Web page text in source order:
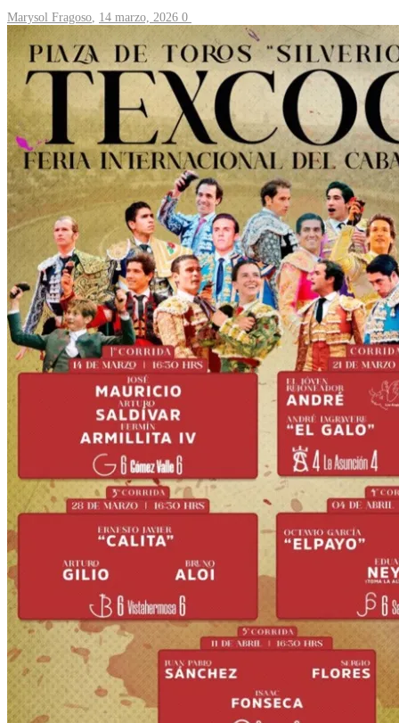
Marysol Fragoso, 14 marzo, 2026 0